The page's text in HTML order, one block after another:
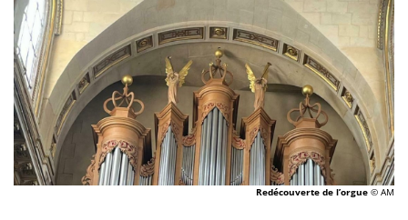
Redécouverte de l’orgue © AM